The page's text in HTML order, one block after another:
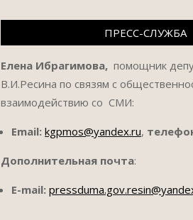
ПРЕСС-СЛУЖБА
Елена Ибрагимова, помощник
В.И.Ресина по связям с
взаимодействию со СМИ:
Email: kgpmos@yandex.ru,
Дополнительная почта:
E-mail: